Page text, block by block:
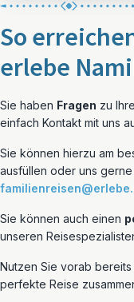
So
erlebe
Sie haben Fragen zu
einfach Kontakt mit uns
Sie können hierzu am
ausfüllen oder uns
Sie können auch einen
unseren
Nutzen Sie vorab
perfekte Reise